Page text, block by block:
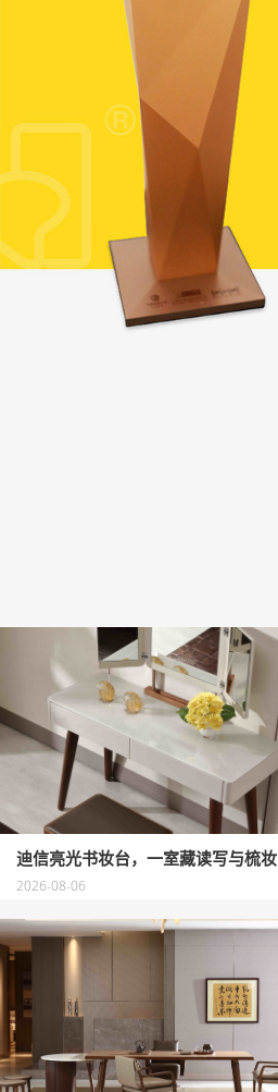
迪信亮光书妆台，一室藏读写与梳妆
2026-08-06